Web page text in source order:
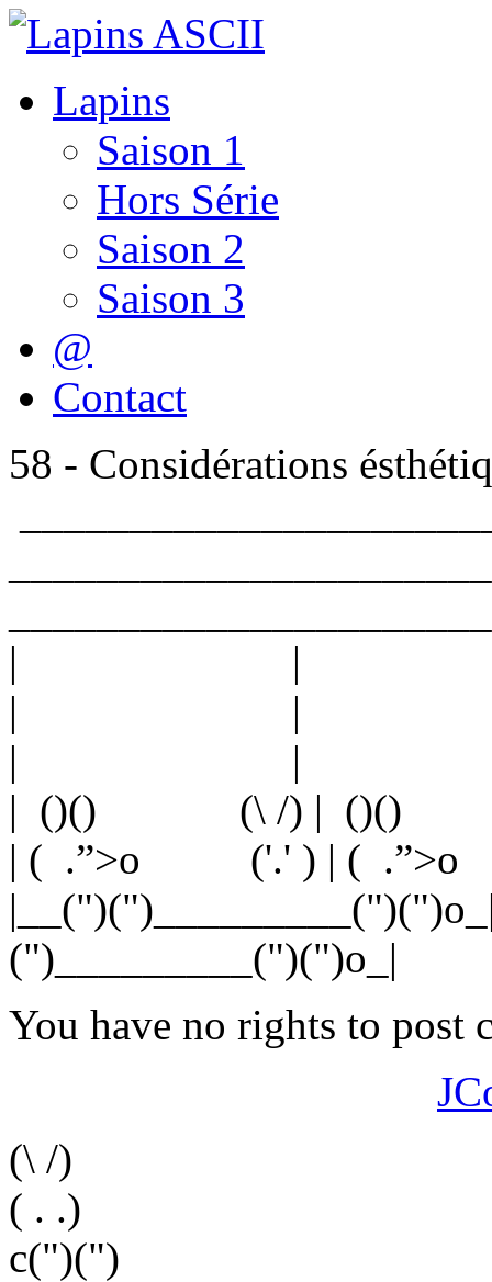
Lapins
Saison 1
Hors Série
Saison 2
Saison 3
@
Contact
58 - Considérations
| | |Tu
| |
| | |un ours
| ()() (\ /) | ()()
| ( .”>o ('.' ) | (
(")_________(")(")o_|
You have no rights to post
(\ /)
( . .)
c(")(")